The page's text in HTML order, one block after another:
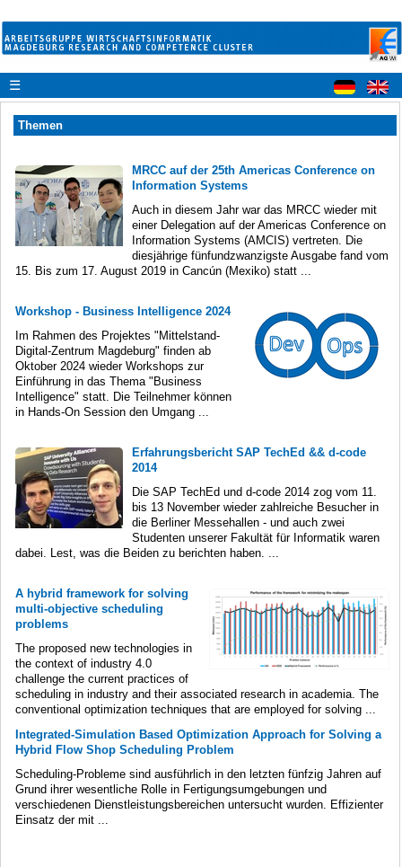
☰
Themen
MRCC auf der 25th Americas Conference on
Information Systems
Auch in diesem Jahr war das MRCC wieder mit
einer Delegation auf der Americas Conference on
Information Systems (AMCIS) vertreten. Die
diesjährige fünfundzwanzigste Ausgabe fand vom
15. Bis zum 17. August 2019 in Cancún (Mexiko) statt ...
Workshop - Business Intelligence 2024
Im Rahmen des Projektes "Mittelstand-
Digital-Zentrum Magdeburg" finden ab
Oktober 2024 wieder Workshops zur
Einführung in das Thema "Business
Intelligence" statt. Die Teilnehmer können
in Hands-On Session den Umgang ...
Erfahrungsbericht SAP TechEd && d-code
2014
Die SAP TechEd und d-code 2014 zog vom 11.
bis 13 November wieder zahlreiche Besucher in
die Berliner Messehallen - und auch zwei
Studenten unserer Fakultät für Informatik waren
dabei. Lest, was die Beiden zu berichten haben. ...
A hybrid framework for solving
multi-objective scheduling
problems
The proposed new technologies in
the context of industry 4.0
challenge the current practices of
scheduling in industry and their associated research in academia. The
conventional optimization techniques that are employed for solving ...
Integrated-Simulation Based Optimization Approach for Solving a
Hybrid Flow Shop Scheduling Problem
Scheduling-Probleme sind ausführlich in den letzten fünfzig Jahren auf
Grund ihrer wesentliche Rolle in Fertigungsumgebungen und
verschiedenen Dienstleistungsbereichen untersucht wurden. Effizienter
Einsatz der mit ...